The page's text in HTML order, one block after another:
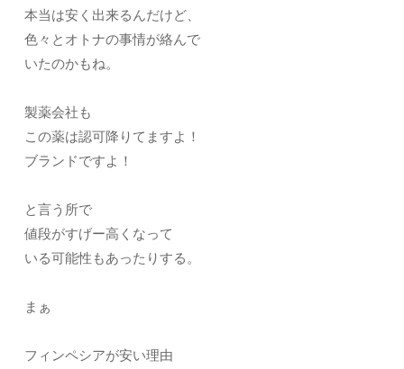
本当は安く出来るんだけど、
色々とオトナの事情が絡んで
いたのかもね。
製薬会社も
この薬は認可降りてますよ！
ブランドですよ！
と言う所で
値段がすげー高くなって
いる可能性もあったりする。
まぁ
フィンペシアが安い理由